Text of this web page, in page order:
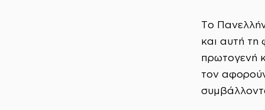
Το
και αυτή τη
πρωτογενή
τον